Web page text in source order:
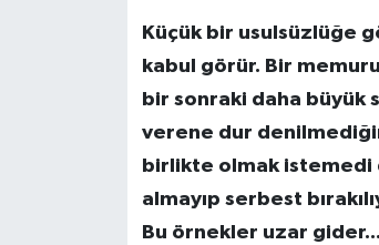
Küçük bir usulsüzlüğe
kabul görür. Bir
bir sonraki daha büyük
verene dur
birlikte olmak istemedi
almayıp serbest
Bu örnekler uzar gider...